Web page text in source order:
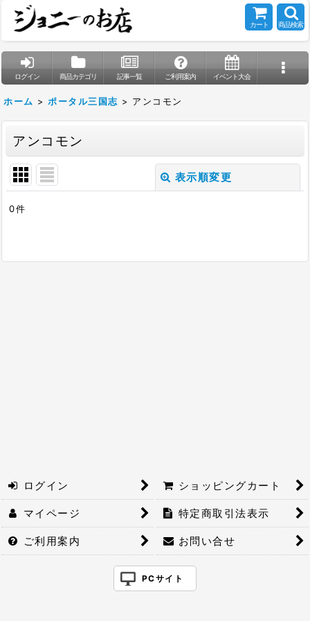
カート 商品検索
ログイン 商品カテゴリ 記事一覧 ご利用案内 イベント大会
ホーム > ポータル三国志 > アンコモン
アンコモン
表示順変更
表示数
0件
ログイン ショッピングカート
マイページ 特定商取引法表示
ご利用案内 お問い合せ
PCサイト